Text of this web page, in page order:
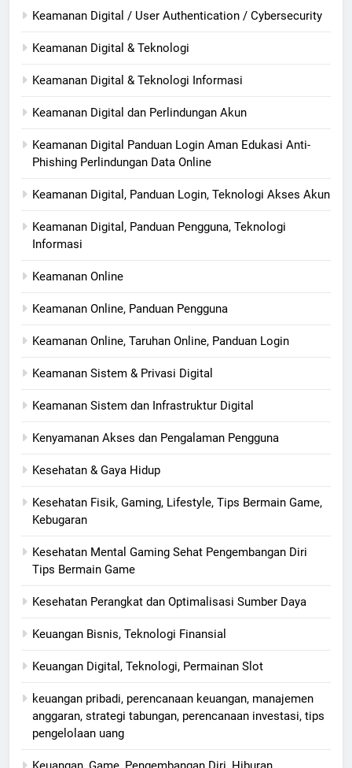
Keamanan Digital / User Authentication / Cybersecurity
Keamanan Digital & Teknologi
Keamanan Digital & Teknologi Informasi
Keamanan Digital dan Perlindungan Akun
Keamanan Digital Panduan Login Aman Edukasi Anti-
Phishing Perlindungan Data Online
Keamanan Digital, Panduan Login, Teknologi Akses Akun
Keamanan Digital, Panduan Pengguna, Teknologi
Informasi
Keamanan Online
Keamanan Online, Panduan Pengguna
Keamanan Online, Taruhan Online, Panduan Login
Keamanan Sistem & Privasi Digital
Keamanan Sistem dan Infrastruktur Digital
Kenyamanan Akses dan Pengalaman Pengguna
Kesehatan & Gaya Hidup
Kesehatan Fisik, Gaming, Lifestyle, Tips Bermain Game,
Kebugaran
Kesehatan Mental Gaming Sehat Pengembangan Diri
Tips Bermain Game
Kesehatan Perangkat dan Optimalisasi Sumber Daya
Keuangan Bisnis, Teknologi Finansial
Keuangan Digital, Teknologi, Permainan Slot
keuangan pribadi, perencanaan keuangan, manajemen
anggaran, strategi tabungan, perencanaan investasi, tips
pengelolaan uang